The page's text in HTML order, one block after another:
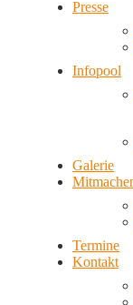
Presse
Infopool
Galerie
Termine
Kontakt